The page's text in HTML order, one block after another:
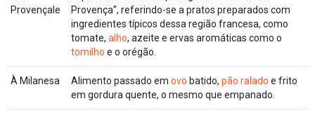
Provençale
Provença”, referindo-se a pratos preparados com
ingredientes típicos dessa região francesa, como
tomate, alho, azeite e ervas aromáticas como o
tomilho e o orégão.
À Milanesa Alimento passado em ovo batido, pão ralado e frito
em gordura quente, o mesmo que empanado.